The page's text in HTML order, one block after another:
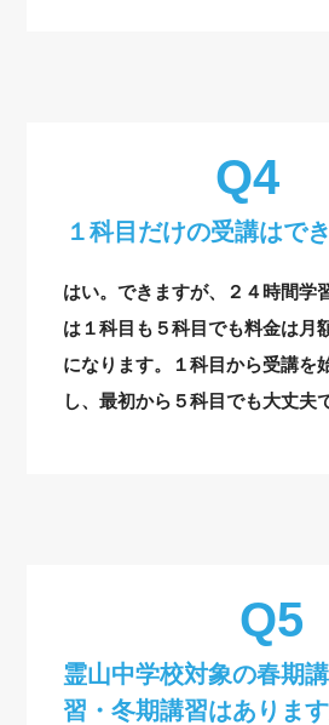
１科目だけの受講はで
はい。できますが、２４時間学
は１科目も５科目でも料金は月
になります。１科目から受講を
し、最初から５科目でも大丈夫
霊山中学校対象の春期
習・冬期講習はありま